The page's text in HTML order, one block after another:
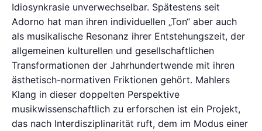
Idiosynkrasie unverwechselbar. Spätestens seit
Adorno hat man ihren individuellen „Ton“ aber auch
als musikalische Resonanz ihrer Entstehungszeit, der
allgemeinen kulturellen und gesellschaftlichen
Transformationen der Jahrhundertwende mit ihren
ästhetisch-normativen Friktionen gehört. Mahlers
Klang in dieser doppelten Perspektive
musikwissenschaftlich zu erforschen ist ein Projekt,
das nach Interdisziplinarität ruft, dem im Modus einer